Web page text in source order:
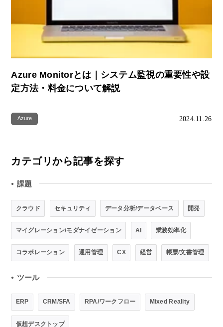
Azure Monitorとは｜システム監視の重要性や設
定方法・料金について解説
Azure 2024.11.26
カテゴリから記事を探す
● 課題
クラウド セキュリティ データ分析/データベース 開発
マイグレーション/モダナイゼーション AI 業務効率化
コラボレーション 運用管理 CX 経営 帳票/文書管理
● ツール
ERP CRM/SFA RPA/ワークフロー Mixed Reality
仮想デスクトップ